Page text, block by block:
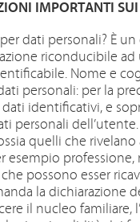
IMPORTANTI
dati personali? È
riconducibile
Nome e
personali: per la
identificativi, e
personali
quelli che rivelano
esempio professione,
possono esser
la dichiarazione
il nucleo familiare,